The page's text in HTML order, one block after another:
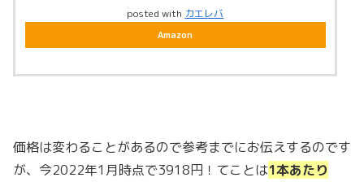
posted with カエレバ
Amazon
価格は変わることがあるので参考までにお伝えするのです
が、今2022年1月時点で3918円！てことは1本あたり